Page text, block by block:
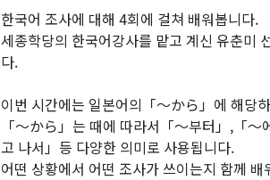
한국어 조사에 대해 4회에 걸쳐 배워봅니다.
세종학당의 한국어강사를 맡고 계신 유춘미
다.
이번 시간에는 일본어의「〜から」에 해당
「〜から」는 때에 따라서「～부터」,「
고 나서」등 다양한 의미로 사용됩니다.
어떤 상황에서 어떤 조사가 쓰이는지 함께 배